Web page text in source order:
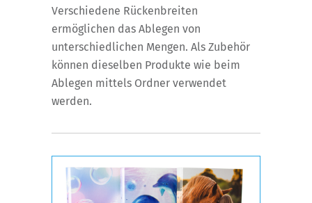
Verschiedene Rückenbreiten
ermöglichen das Ablegen von
unterschiedlichen Mengen. Als Zubehör
können dieselben Produkte wie beim
Ablegen mittels Ordner verwendet
werden.